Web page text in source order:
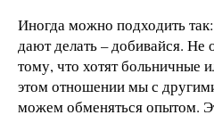
Иногда можно подходить
дают делать – добивайся. Не
тому, что хотят больничные
этом отношении мы с
можем обменяться опытом.